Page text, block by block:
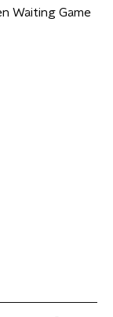
Waiting Game